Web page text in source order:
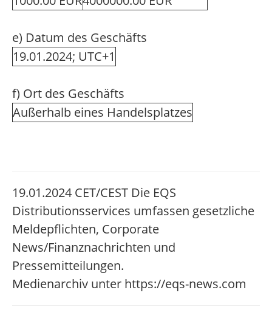
e) Datum des Geschäfts
19.01.2024; UTC+1
f) Ort des Geschäfts
Außerhalb eines Handelsplatzes
19.01.2024 CET/CEST Die EQS
Distributionsservices umfassen gesetzliche
Meldepflichten, Corporate
News/Finanznachrichten und
Pressemitteilungen.
Medienarchiv unter https://eqs-news.com